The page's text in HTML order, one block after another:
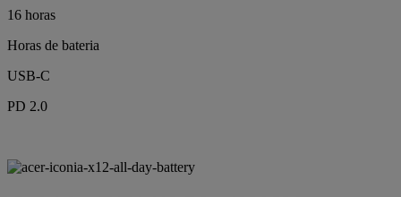
16 horas
Horas de bateria
USB-C
PD 2.0